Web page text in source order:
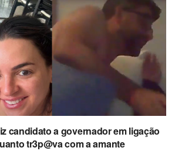
candidato a governador em ligação
tr3p@va com a amante